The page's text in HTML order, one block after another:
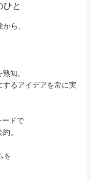
ひと
ら、
知。
るアイデアを常に実
ードで
。
を